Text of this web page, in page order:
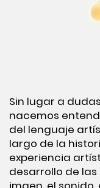
Sin lugar a
nacemos
del lenguaje
largo de la
experiencia
desarrollo de